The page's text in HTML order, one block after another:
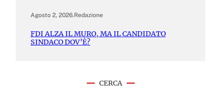
Agosto 2, 2026.Redazione
FDI ALZA IL MURO, MA IL CANDIDATO
SINDACO DOV’È?
CERCA